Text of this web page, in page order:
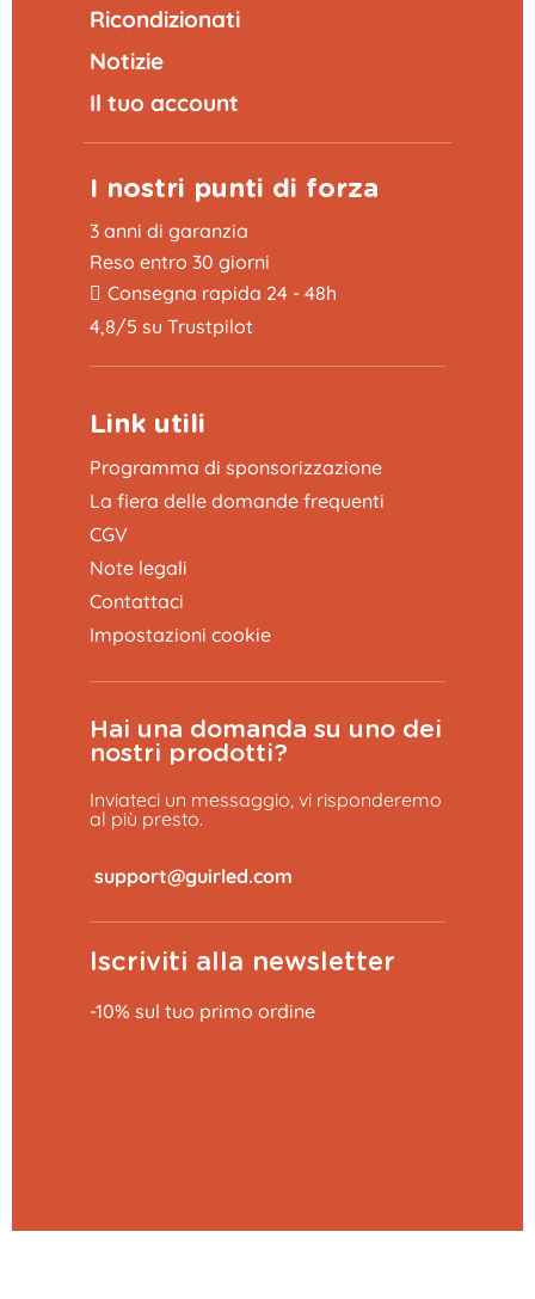
Ricondizionati
Notizie
Il tuo account
I nostri punti di forza
3 anni di garanzia
Reso entro 30 giorni
Consegna rapida 24 - 48h
4,8/5 su Trustpilot
Link utili
Programma di sponsorizzazione
La fiera delle domande frequenti
CGV
Note legali
Contattaci
Impostazioni cookie
Hai una domanda su uno dei
nostri prodotti?
Inviateci un messaggio, vi risponderemo
al più presto.
Iscriviti alla newsletter
-10% sul tuo primo ordine